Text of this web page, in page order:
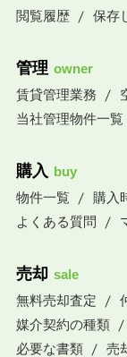
閲覧履歴
保存
管理 owner
賃貸管理業務
当社管理物件一覧
購入 buy
物件一覧
購入
よくある質問
売却 sale
無料売却査定
媒介契約の種類
必要な書類
売